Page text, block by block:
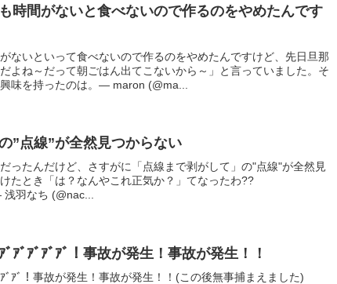
時間がないと食べないので作るのをやめたんです
ないといって食べないので作るのをやめたんですけど、先日旦那
よね～だって朝ごはん出てこないから～」と言っていました。そ
味を持ったのは。— maron (@ma...
”点線”が全然見つからない
ったんだけど、さすがに「点線まで剥がして」の"点線"が全然見
たとき「は？なんやこれ正気か？」てなったわ??
羽なち (@nac...
ﾞｱﾞｱﾞｱﾞｱﾞ！事故が発生！事故が発生！！
ｱﾞｱﾞ！事故が発生！事故が発生！！(この後無事捕まえました)